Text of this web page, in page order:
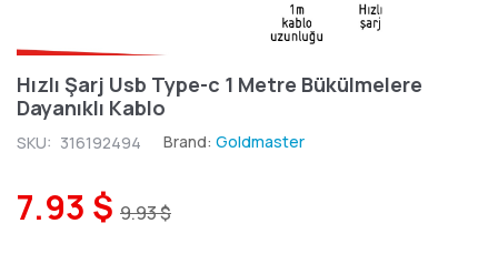
Hızlı Şarj Usb Type-c 1 Metre Bükülmelere
Dayanıklı Kablo
SKU: 316192494 Brand: Goldmaster
7.93 $ 9.93 $